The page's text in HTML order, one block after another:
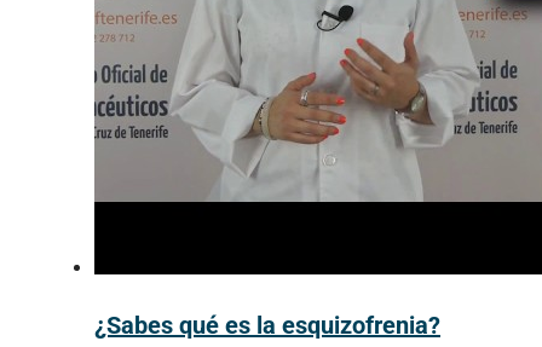
¿Sabes qué es la esquizofrenia?